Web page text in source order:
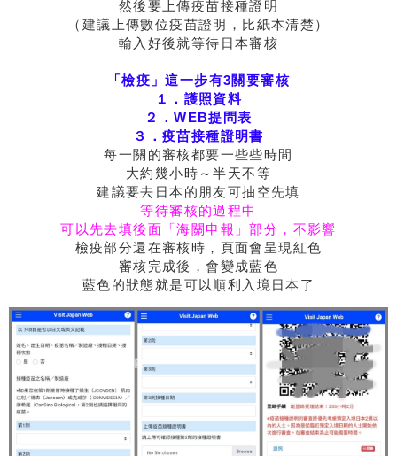
然後要上傳疫苗接種證明
（建議上傳數位疫苗證明，比紙本清楚）
輸入好後就等待日本審核
「檢疫」這一步有3關要審核
１．護照資料
２．WEB提問表
３．疫苗接種證明書
每一關的審核都要一些些時間
大約幾小時～半天不等
建議要去日本的朋友可抽空先填
等待審核的過程中
可以先去填後面「海關申報」部分，不影響
檢疫部分還在審核時，頁面會呈現紅色
審核完成後，會變成藍色
藍色的狀態就是可以順利入境日本了